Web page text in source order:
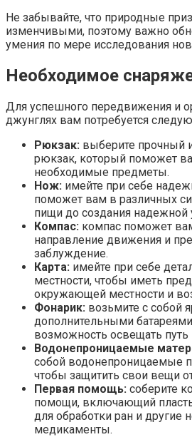
Не забывайте, что природные
изменчивыми, поэтому важно
умения по мере исследования
Необходимое
Для успешного передвижения и
джунглях вам потребуется
Рюкзак: выберите прочный
рюкзак, который поможет
необходимые предметы.
Нож: имейте при себе
поможет вам в различных
пищи до создания надежной
Компас: компас поможет
направление движения и
заблуждение.
Карта: имейте при себе
местности, чтобы иметь
окружающей местности и
Фонарик: возьмите с собой
дополнительными
возможность освещать путь
Водонепроницаемые
собой водонепроницаемые
чтобы защитить свои вещи
Первая помощь: соберите
помощи, включающий
для обработки ран и другие
медикаменты.